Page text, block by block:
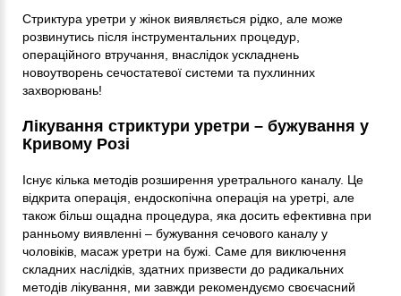
Стриктура уретри у жінок виявляється рідко, але може
розвинутись після інструментальних процедур,
операційного втручання, внаслідок ускладнень
новоутворень сечостатевої системи та пухлинних
захворювань!
Лікування стриктури уретри – бужування у
Кривому Розі
Існує кілька методів розширення уретрального каналу. Це
відкрита операція, ендоскопічна операція на уретрі, але
також більш ощадна процедура, яка досить ефективна при
ранньому виявленні – бужування сечового каналу у
чоловіків, масаж уретри на бужі. Саме для виключення
складних наслідків, здатних призвести до радикальних
методів лікування, ми завжди рекомендуємо своєчасний